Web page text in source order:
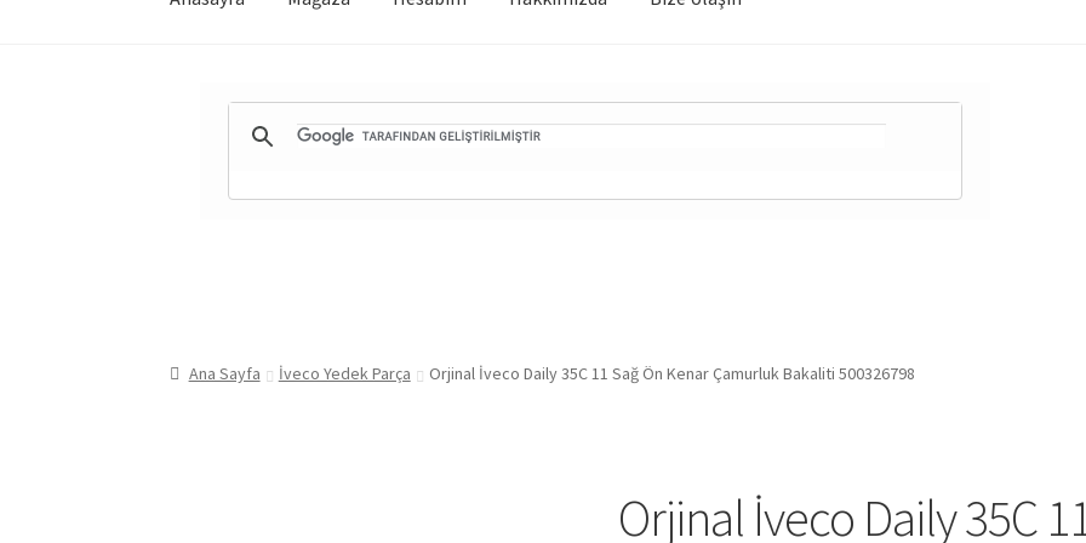
Ana Sayfa İveco Yedek Parça Orjinal İveco Daily 35C 11 Sağ Ön Kenar Çamurluk Bakaliti 500326798
Orjinal İveco Daily 35C